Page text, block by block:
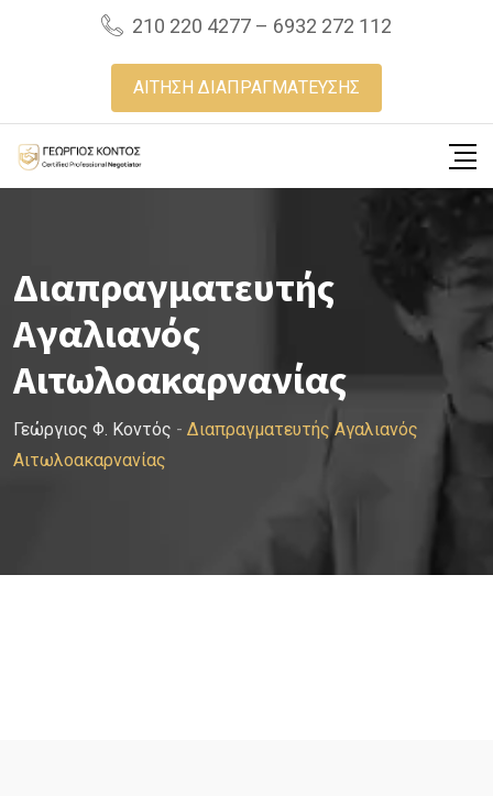
210 220 4277 – 6932 272 112
ΑΙΤΗΣΗ ΔΙΑΠΡΑΓΜΑΤΕΥΣΗΣ
Διαπραγματευτής
Αγαλιανός
Αιτωλοακαρνανίας
Γεώργιος Φ. Κοντός - Διαπραγματευτής Αγαλιανός
Αιτωλοακαρνανίας